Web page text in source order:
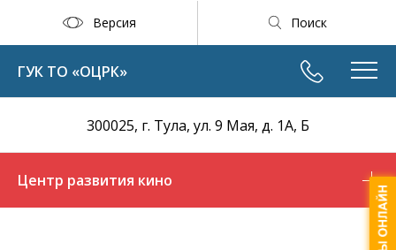
Версия Поиск
300025, г. Тула, ул. 9 Мая, д. 1А, Б
ГУК ТО «ОЦРК»
Центр развития кино